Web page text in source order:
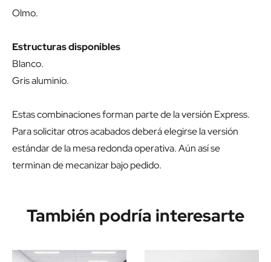
Olmo.
Estructuras disponibles
Blanco.
Gris aluminio.
Estas combinaciones forman parte de la versión Express.
Para solicitar otros acabados deberá elegirse la versión
estándar de la mesa redonda operativa. Aún así se
terminan de mecanizar bajo pedido.
También podría interesarte